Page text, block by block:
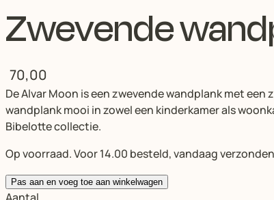
Zwevende
70,00
De Alvar Moon is een zwevende wandplank met
wandplank mooi in zowel een kinderkamer als
Bibelotte collectie.
Op voorraad. Voor 14.00 besteld, vandaag verzonden
Pas aan en voeg toe aan winkelwagen